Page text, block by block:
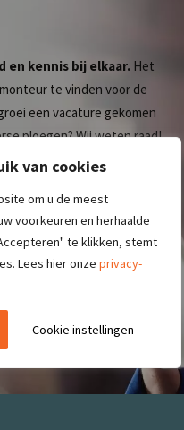
van cookies
om u de meest
voorkeuren en herhaalde
te klikken, stemt
Lees hier onze privacy-
Cookie instellingen
en kennis bij elkaar. Het
te vinden voor de
een vacature gekomen
ploegen? Wij weten raad!
netwerk en door gebruik te
vacature